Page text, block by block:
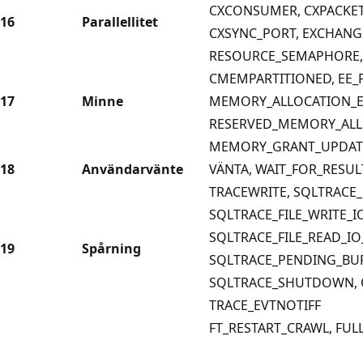
16
Parallellitet
CXCONSUMER,
CXSYNC_PORT,
17 Minne
CMEMPARTITIONED,
18
Användarvänte VÄNTA,
19 Spårning
TRACEWRITE,
SQLTRACE_SHUTDOWN,
TRACE_EVTNOTIFF
FT_RESTART_CRAWL,